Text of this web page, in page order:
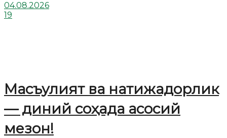
04.08.2026
19
Масъулият ва натижадорлик
— диний соҳада асосий
мезон!